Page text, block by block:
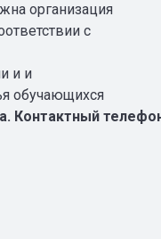
организация
с
и и
обучающихся
Контактный